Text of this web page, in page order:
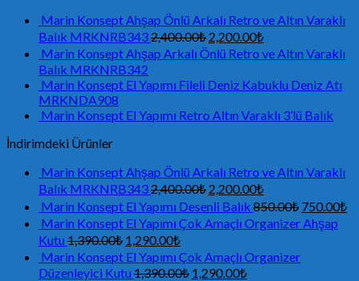
Marin Konsept Ahşap Önlü Arkalı Retro ve Altın Varaklı
Balık MRKNRB3432,400.00₺ 2,200.00₺
Marin Konsept Ahşap Arkalı Önlü Retro ve Altın Varaklı
Balık MRKNRB342
Marin Konsept El Yapımı Fileli Deniz Kabuklu Deniz Atı
MRKNDA908
Marin Konsept El Yapımı Retro Altın Varaklı 3’lü Balık
İndirimdeki Ürünler
Marin Konsept Ahşap Önlü Arkalı Retro ve Altın Varaklı
Balık MRKNRB3432,400.00₺ 2,200.00₺
Marin Konsept El Yapımı Desenli Balık 850.00₺ 750.00₺
Marin Konsept El Yapımı Çok Amaçlı Organizer Ahşap
Kutu 1,390.00₺ 1,290.00₺
Marin Konsept El Yapımı Çok Amaçlı Organizer
Düzenleyici Kutu 1,390.00₺ 1,290.00₺